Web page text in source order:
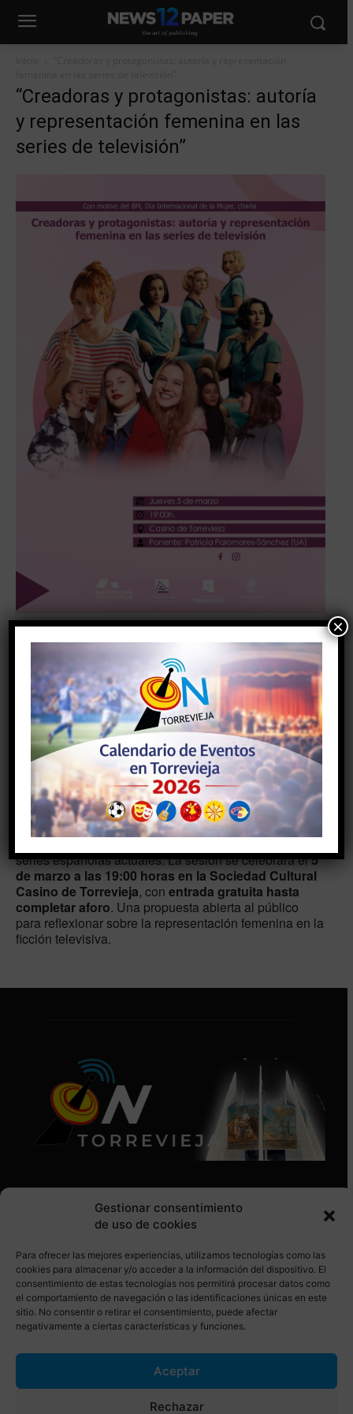
Gestionar consentimiento
de uso de cookies
Para ofrecer las mejores experiencias, utilizamos tecnologías como las
cookies para almacenar y/o acceder a la información del dispositivo. El
consentimiento de estas tecnologías nos permitirá procesar datos como
el comportamiento de navegación o las identificaciones únicas en este
sitio. No consentir o retirar el consentimiento, puede afectar
negativamente a ciertas características y funciones.
Aceptar
Rechazar
“Creadoras y protagonistas: autoría
y representación femenina en las
series de televisión”
05/03/2026
19:00 - 20:30
AÑADIR AL CALENDARIO
Descargar ICS
Google Calendar
Charla organizada con motivo del 8M que analizará el
series españolas actuales. La sesión se celebrará el5
de marzo a las 19:00 horas en la Sociedad Cultural
Casino de Torrevieja, con entrada gratuita hasta
completar aforo. Una propuesta abierta al público
para reflexionar sobre la representación femenina en la
ficción televisiva.
SÍGUENOS EN REDES SOCIALES
© Torrevieja ON. Desarrollado por
×